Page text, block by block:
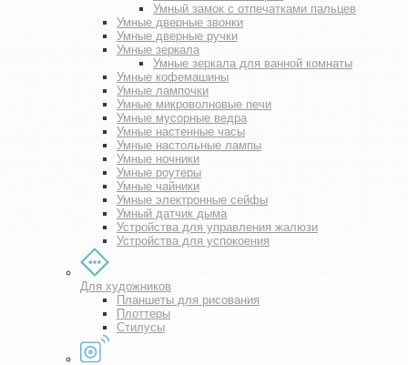
Умный замок с отпечатками пальцев
Умные дверные звонки
Умные дверные ручки
Умные зеркала
Умные зеркала для ванной комнаты
Умные кофемашины
Умные лампочки
Умные микроволновые печи
Умные мусорные ведра
Умные настенные часы
Умные настольные лампы
Умные ночники
Умные роутеры
Умные чайники
Умные электронные сейфы
Умный датчик дыма
Устройства для управления жалюзи
Устройства для успокоения
Для художников
Планшеты для рисования
Плоттеры
Стилусы